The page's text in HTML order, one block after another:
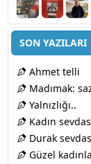
SON YAZILARI
Ahmet telli
Madımak:
Yalnızlığı..
Kadın
Durak
Güzel